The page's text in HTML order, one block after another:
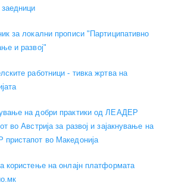
за локални прописи "Партиципативно
и развој"
работници - тивка жртва на
на добри практики од ЛЕАДЕР
во Австрија за развој и зајакнување на
во Македонија
користење на онлајн платформата